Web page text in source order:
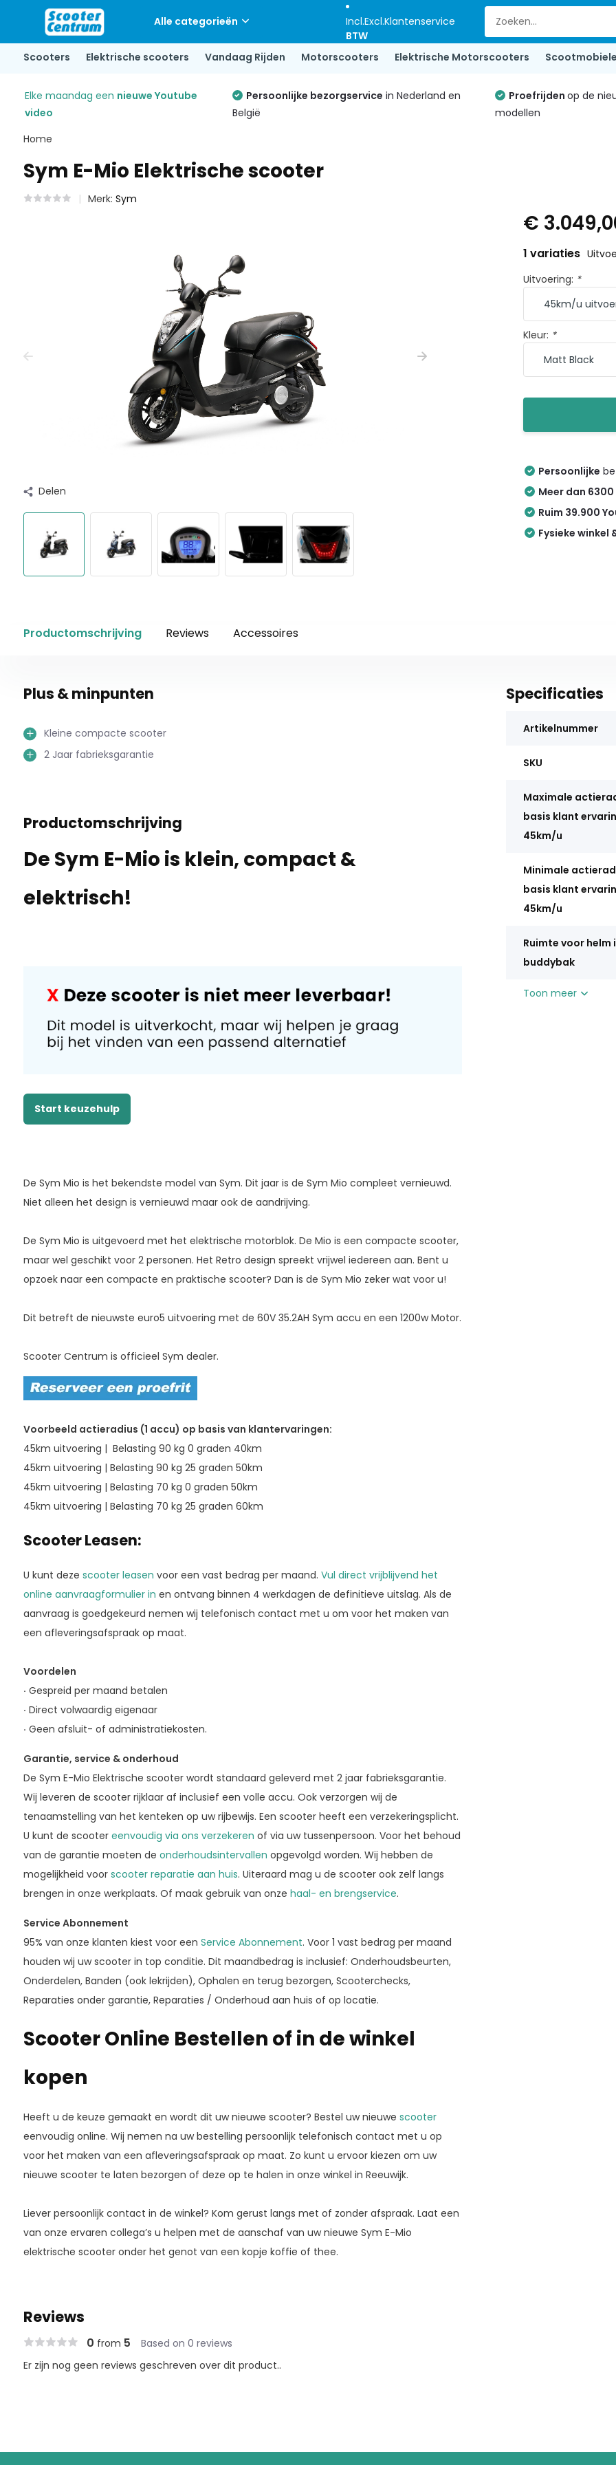
Alle categorieën Incl.Excl.
BTW
Klantenservice
Scooters Elektrische scooters Vandaag Rijden Motorscooters Elektrische Motorscooters
Elke maandag een nieuwe Youtube
video
Persoonlijke bezorgservice in Nederland en
België
Proefrijdenop de
modellen
Home
Sym E-Mio Elektrische scooter
Merk: Sym
Delen
€
1 variaties
Uitvoering: *
Kleur: *
Persoonlijke
Meer dan
Ruim 39.900
Fysieke winkel
Productomschrijving Reviews Accessoires
Plus & minpunten
Kleine compacte scooter
2 Jaar fabrieksgarantie
Productomschrijving
De Sym E-Mio is klein, compact &
elektrisch!
Start keuzehulp
De Sym Mio is het bekendste model van Sym. Dit jaar is de Sym Mio compleet vernieuwd.
Niet alleen het design is vernieuwd maar ook de aandrijving.
De Sym Mio is uitgevoerd met het elektrische motorblok. De Mio is een compacte scooter,
maar wel geschikt voor 2 personen. Het Retro design spreekt vrijwel iedereen aan. Bent u
opzoek naar een compacte en praktische scooter? Dan is de Sym Mio zeker wat voor u!
Dit betreft de nieuwste euro5 uitvoering met de 60V 35.2AH Sym accu en een 1200w Motor.
Scooter Centrum is officieel Sym dealer.
Voorbeeld actieradius (1 accu) op basis van klantervaringen:
45km uitvoering | Belasting 90 kg 0 graden 40km
45km uitvoering | Belasting 90 kg 25 graden 50km
45km uitvoering | Belasting 70 kg 0 graden 50km
45km uitvoering | Belasting 70 kg 25 graden 60km
Scooter Leasen:
U kunt deze scooter leasen voor een vast bedrag per maand. Vul direct vrijblijvend het
online aanvraagformulier in en ontvang binnen 4 werkdagen de definitieve uitslag. Als de
aanvraag is goedgekeurd nemen wij telefonisch contact met u om voor het maken van
een afleveringsafspraak op maat.
Voordelen
· Gespreid per maand betalen
· Direct volwaardig eigenaar
· Geen afsluit- of administratiekosten.
Garantie, service & onderhoud
De Sym E-Mio Elektrische scooter wordt standaard geleverd met 2 jaar fabrieksgarantie.
Wij leveren de scooter rijklaar af inclusief een volle accu. Ook verzorgen wij de
tenaamstelling van het kenteken op uw rijbewijs. Een scooter heeft een verzekeringsplicht.
U kunt de scooter eenvoudig via ons verzekeren of via uw tussenpersoon. Voor het behoud
van de garantie moeten de onderhoudsintervallen opgevolgd worden. Wij hebben de
mogelijkheid voor scooter reparatie aan huis. Uiteraard mag u de scooter ook zelf langs
brengen in onze werkplaats. Of maak gebruik van onze haal- en brengservice.
Service Abonnement
95% van onze klanten kiest voor een Service Abonnement. Voor 1 vast bedrag per maand
houden wij uw scooter in top conditie. Dit maandbedrag is inclusief: Onderhoudsbeurten,
Onderdelen, Banden (ook lekrijden), Ophalen en terug bezorgen, Scooterchecks,
Reparaties onder garantie, Reparaties / Onderhoud aan huis of op locatie.
Scooter Online Bestellen of in de winkel
kopen
Heeft u de keuze gemaakt en wordt dit uw nieuwe scooter? Bestel uw nieuwe scooter
eenvoudig online. Wij nemen na uw bestelling persoonlijk telefonisch contact met u op
voor het maken van een afleveringsafspraak op maat. Zo kunt u ervoor kiezen om uw
nieuwe scooter te laten bezorgen of deze op te halen in onze winkel in Reeuwijk.
Liever persoonlijk contact in de winkel? Kom gerust langs met of zonder afspraak. Laat een
van onze ervaren collega’s u helpen met de aanschaf van uw nieuwe Sym E-Mio
elektrische scooter onder het genot van een kopje koffie of thee.
Specificaties
Artikelnummer
SKU
Maximale
basis klant
45km/u
Minimale
basis klant
45km/u
Ruimte voor helm
buddybak
Toon meer
Reviews
0 from 5 Based on 0 reviews
Er zijn nog geen reviews geschreven over dit product..